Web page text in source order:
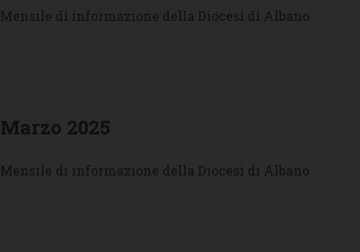
Mensile di informazione della Diocesi di Albano
Marzo 2025
Mensile di informazione della Diocesi di Albano